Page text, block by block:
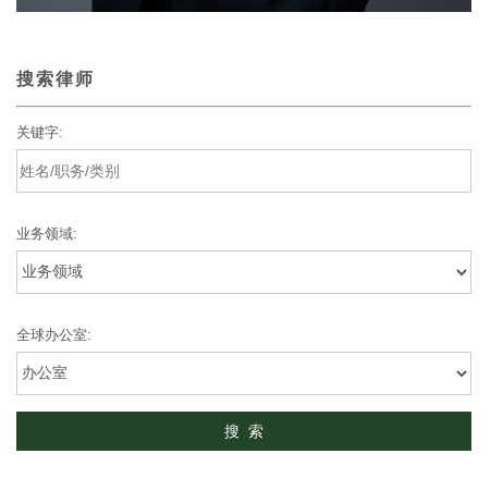
搜索律师
关键字:
业务领域:
全球办公室: